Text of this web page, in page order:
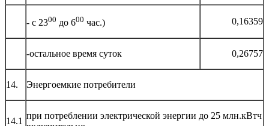
- с 2300 до 600 час.) 0,16359
-остальное время суток 0,26757
14. Энергоемкие потребители
14.1
при потреблении электрической энергии до 25 млн.кВтч